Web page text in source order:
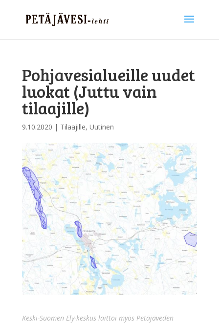
Pohjavesialueille uudet
luokat (Juttu vain
tilaajille)
9.10.2020 | Tilaajille, Uutinen
Keski-Suomen Ely-keskus laittoi myös Petäjäveden